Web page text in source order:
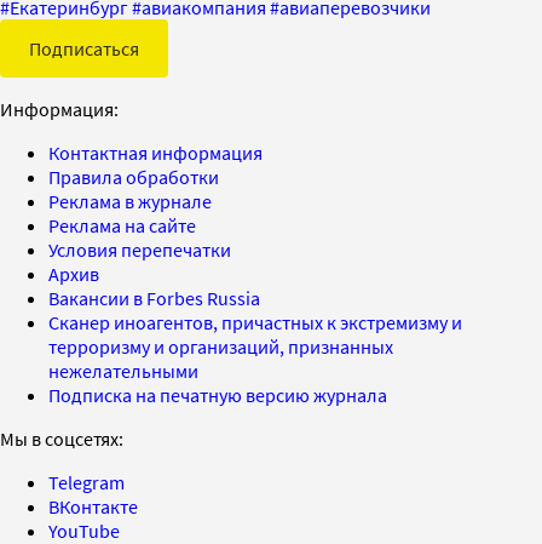
#Екатеринбург#авиакомпания #авиаперевозчики
Подписаться
Информация:
Контактная информация
Правила обработки
Реклама в журнале
Реклама на сайте
Условия перепечатки
Архив
Вакансии в Forbes Russia
Сканер иноагентов, причастных к экстремизму и
терроризму и организаций, признанных
нежелательными
Подписка на печатную версию журнала
Мы в соцсетях:
Telegram
ВКонтакте
YouTube